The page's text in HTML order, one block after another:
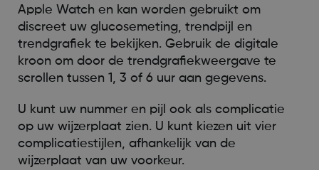
Apple Watch en kan worden gebruikt om
discreet uw glucosemeting, trendpijl en
trendgrafiek te bekijken. Gebruik de digitale
kroon om door de trendgrafiekweergave te
scrollen tussen 1, 3 of 6 uur aan gegevens.
U kunt uw nummer en pijl ook als complicatie
op uw wijzerplaat zien. U kunt kiezen uit vier
complicatiestijlen, afhankelijk van de
wijzerplaat van uw voorkeur.